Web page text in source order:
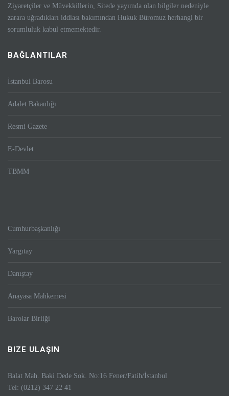
Ziyaretçiler ve Müvekkillerin, Sitede yayımda olan bilgiler nedeniyle
zarara uğradıkları iddiası bakımından Hukuk Büromuz herhangi bir
sorumluluk kabul etmemektedir.
BAĞLANTILAR
İstanbul Barosu
Adalet Bakanlığı
Resmi Gazete
E-Devlet
TBMM
Cumhurbaşkanlığı
Yargıtay
Danıştay
Anayasa Mahkemesi
Barolar Birliği
BIZE ULAŞIN
Balat Mah. Baki Dede Sok. No:16 Fener/Fatih/İstanbul
Tel: (0212) 347 22 41